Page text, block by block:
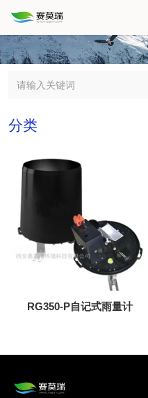
分类
RG350-P自记式雨量计